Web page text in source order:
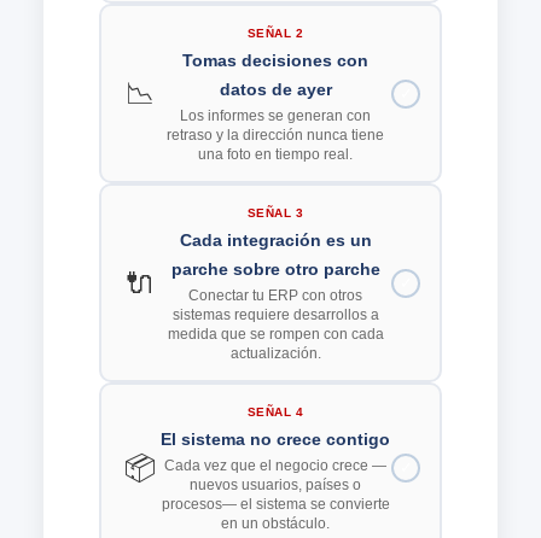
📉
SEÑAL 2
Tomas decisiones con
datos de ayer
Los informes se generan con
retraso y la dirección nunca tiene
una foto en tiempo real.
🔌
SEÑAL 3
Cada integración es un
parche sobre otro parche
Conectar tu ERP con otros
sistemas requiere desarrollos a
medida que se rompen con cada
actualización.
📦
SEÑAL 4
El sistema no crece contigo
Cada vez que el negocio crece —
nuevos usuarios, países o
procesos— el sistema se convierte
en un obstáculo.